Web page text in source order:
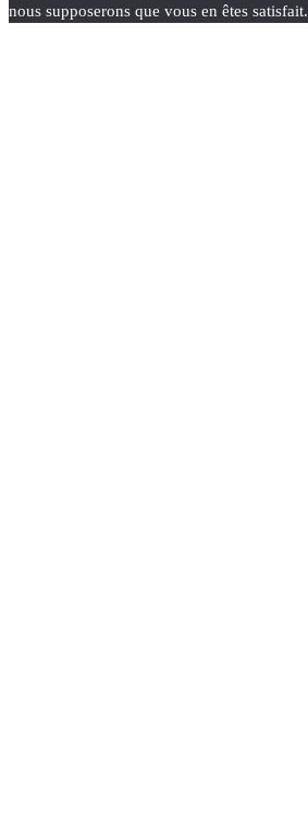
nous supposerons que vous en êtes satisfait.